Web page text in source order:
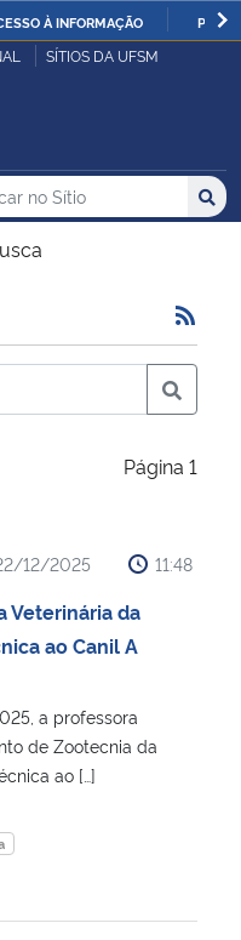
À INFORMAÇÃO
e Comunicações
SÍTIOS DA UFSM
no no Sítio
Página 1
12/2025 11:48
Veterinária da
ao Canil A
a professora
de Zootecnia da
ao […]